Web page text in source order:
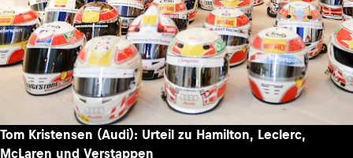
Blamage-Saison für George Russell: Wie tief fällt der
Mercedes-Routinier?
FORMEL 1 07.08.2026 - 07:41